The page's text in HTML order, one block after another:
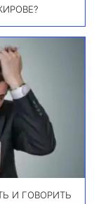
И ГОВОРИТЬ